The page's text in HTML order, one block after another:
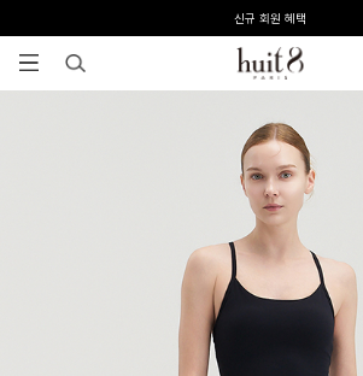
전 회원 무료배송 / 1회 사이즈 교환 무료